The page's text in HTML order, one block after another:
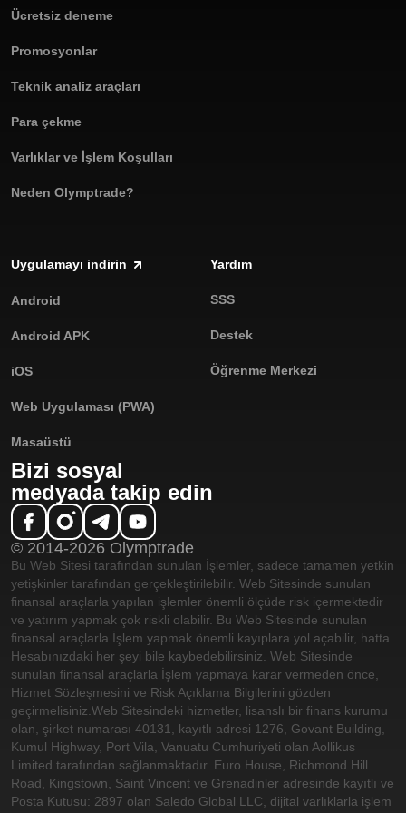
Ücretsiz deneme
Promosyonlar
Teknik analiz araçları
Para çekme
Varlıklar ve İşlem Koşulları
Neden Olymptrade?
Uygulamayı indirin
Android
Android APK
iOS
Web Uygulaması (PWA)
Masaüstü
Yardım
SSS
Destek
Öğrenme Merkezi
Bizi sosyal
medyada takip edin
© 2014-2026 Olymptrade
Bu Web Sitesi tarafından sunulan İşlemler, sadece tamamen yetkin
yetişkinler tarafından gerçekleştirilebilir. Web Sitesinde sunulan
finansal araçlarla yapılan işlemler önemli ölçüde risk içermektedir
ve yatırım yapmak çok riskli olabilir. Bu Web Sitesinde sunulan
finansal araçlarla İşlem yapmak önemli kayıplara yol açabilir, hatta
Hesabınızdaki her şeyi bile kaybedebilirsiniz. Web Sitesinde
sunulan finansal araçlarla İşlem yapmaya karar vermeden önce,
Hizmet Sözleşmesini ve Risk Açıklama Bilgilerini gözden
geçirmelisiniz. Web Sitesindeki hizmetler, lisanslı bir finans kurumu
olan, şirket numarası 40131, kayıtlı adresi 1276, Govant Building,
Kumul Highway, Port Vila, Vanuatu Cumhuriyeti olan Aollikus
Limited tarafından sağlanmaktadır. Euro House, Richmond Hill
Road, Kingstown, Saint Vincent ve Grenadinler adresinde kayıtlı ve
Posta Kutusu: 2897 olan Saledo Global LLC, dijital varlıklarla işlem